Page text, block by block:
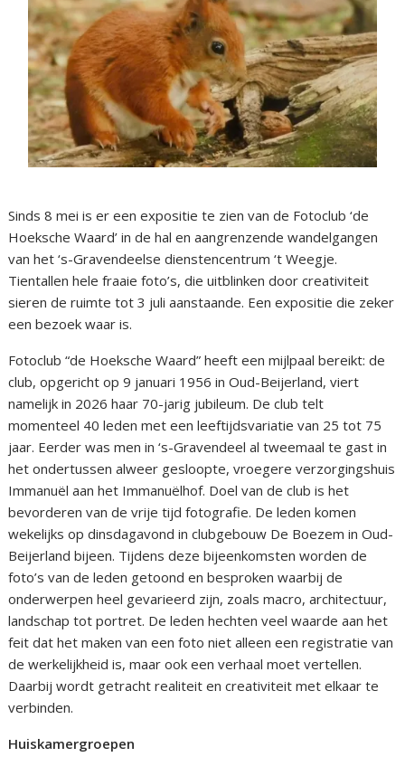
Sinds 8 mei is er een expositie te zien van de Fotoclub ‘de
Hoeksche Waard’ in de hal en aangrenzende wandelgangen
van het ‘s-Gravendeelse dienstencentrum ‘t Weegje.
Tientallen hele fraaie foto’s, die uitblinken door creativiteit
sieren de ruimte tot 3 juli aanstaande. Een expositie die zeker
een bezoek waar is.
Fotoclub “de Hoeksche Waard” heeft een mijlpaal bereikt: de
club, opgericht op 9 januari 1956 in Oud-Beijerland, viert
namelijk in 2026 haar 70-jarig jubileum. De club telt
momenteel 40 leden met een leeftijdsvariatie van 25 tot 75
jaar. Eerder was men in ‘s-Gravendeel al tweemaal te gast in
het ondertussen alweer gesloopte, vroegere verzorgingshuis
Immanuël aan het Immanuëlhof. Doel van de club is het
bevorderen van de vrije tijd fotografie. De leden komen
wekelijks op dinsdagavond in clubgebouw De Boezem in Oud-
Beijerland bijeen. Tijdens deze bijeenkomsten worden de
foto’s van de leden getoond en besproken waarbij de
onderwerpen heel gevarieerd zijn, zoals macro, architectuur,
landschap tot portret. De leden hechten veel waarde aan het
feit dat het maken van een foto niet alleen een registratie van
de werkelijkheid is, maar ook een verhaal moet vertellen.
Daarbij wordt getracht realiteit en creativiteit met elkaar te
verbinden.
Huiskamergroepen